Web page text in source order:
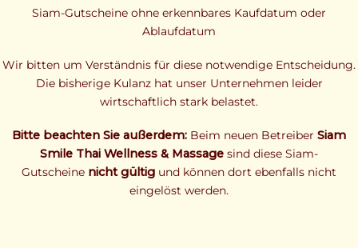
Siam-Gutscheine ohne erkennbares Kaufdatum oder
Ablaufdatum
Wir bitten um Verständnis für diese notwendige Entscheidung.
Die bisherige Kulanz hat unser Unternehmen leider
wirtschaftlich stark belastet.
Bitte beachten Sie außerdem: Beim neuen Betreiber Siam
Smile Thai Wellness & Massage sind diese Siam-
Gutscheine nicht gültig und können dort ebenfalls nicht
eingelöst werden.